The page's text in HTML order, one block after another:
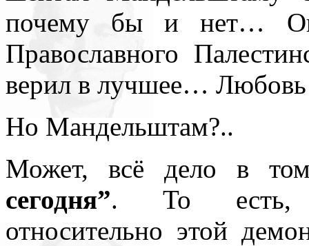
почему бы и нет… Он
Православного
верил в лучшее… Любовь
Но Мандельштам?..
Может, всё дело в
сегодня”. То есть,
относительно этой